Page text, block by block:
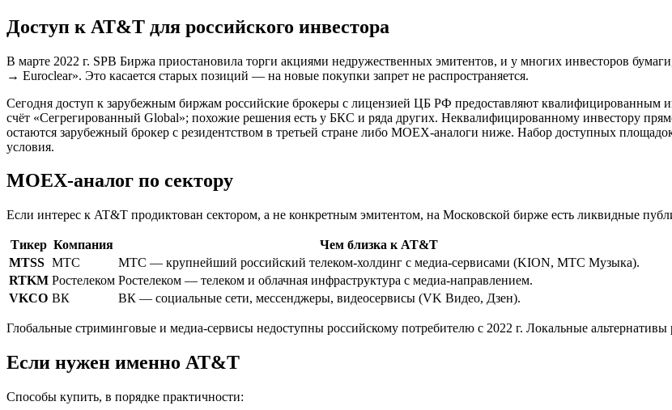
Доступ к AT&T для российского инвестора
В марте 2022 г. SPB Биржа приостановила торги акциями недружественных эмитентов, и у многих инвесторов
→ Euroclear». Это касается старых позиций — на новые покупки запрет не распространяется.
Сегодня доступ к зарубежным биржам российские брокеры с лицензией ЦБ РФ предоставляют квалифицированным
счёт «Сегрегированный Global»; похожие решения есть у БКС и ряда других. Неквалифицированному инвестору
остаются зарубежный брокер с резидентством в третьей стране либо MOEX-аналоги ниже. Набор доступных
условия.
MOEX-аналог по сектору
Если интерес к AT&T продиктован сектором, а не конкретным эмитентом, на Московской бирже есть ликвидные
Тикер Компания
Чем близка к AT&T
MTSS МТС
МТС — крупнейший российский телеком-холдинг с медиа-сервисами (KION, МТС Музыка).
RTKM Ростелеком Ростелеком — телеком и облачная инфраструктура с медиа-направлением.
VKCO ВК ВК — социальные сети, мессенджеры, видеосервисы (VK Видео, Дзен).
Глобальные стриминговые и медиа-сервисы недоступны российскому потребителю с 2022 г. Локальные
Если нужен именно AT&T
Способы купить, в порядке практичности: